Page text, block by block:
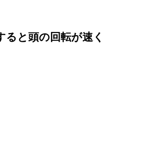
と頭の回転が速く